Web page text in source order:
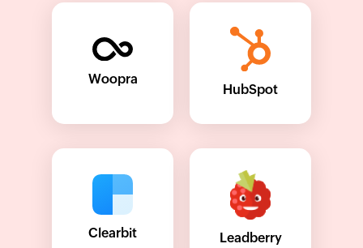
Woopra
HubSpot
Clearbit Leadberry